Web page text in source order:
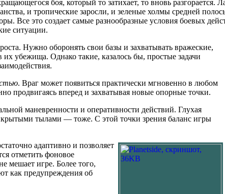
боя, который то затихает, то вновь разгорается.
и тропические заросли, и зеленые холмы средней
Все это создает самые разнообразные условия боевых
ситуации.
Нужно оборонять свои базы и захватывать вражеские,
убежища. Однако такие, казалось бы, простые задачи
. Враг может появиться практически мгновенно в любом
продвигаясь вперед и захватывая новые опорные точки.
маневренности и оперативности действий. Глухая
тылами — тоже. С этой точки зрения баланс игры
адаптивно и позволяет
отметить фоновое
мешает игре. Более того,
как предупреждения об